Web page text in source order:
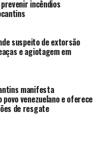
incêndios
suspeito de extorsão
e agiotagem em
manifesta
povo venezuelano e oferece
de resgate